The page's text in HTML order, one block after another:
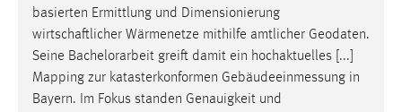
basierten Ermittlung und Dimensionierung
wirtschaftlicher Wärmenetze mithilfe amtlicher Geodaten.
Seine Bachelorarbeit greift damit ein hochaktuelles [...]
Mapping zur katasterkonformen Gebäudeeinmessung in
Bayern. Im Fokus standen Genauigkeit und
Name:
fe_user, be_user, be_lastLoginProvider
Zweck:
Dieser Cookie ist notwendig um sich an der Website
einloggen zu können.